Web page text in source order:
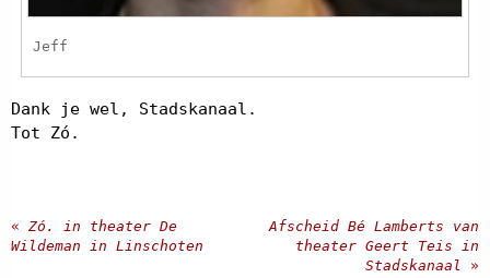
Jeff
Dank je wel, Stadskanaal.
Tot Zó.
« Zó. in theater De
Wildeman in Linschoten
Afscheid Bé Lamberts van
theater Geert Teis in
Stadskanaal »